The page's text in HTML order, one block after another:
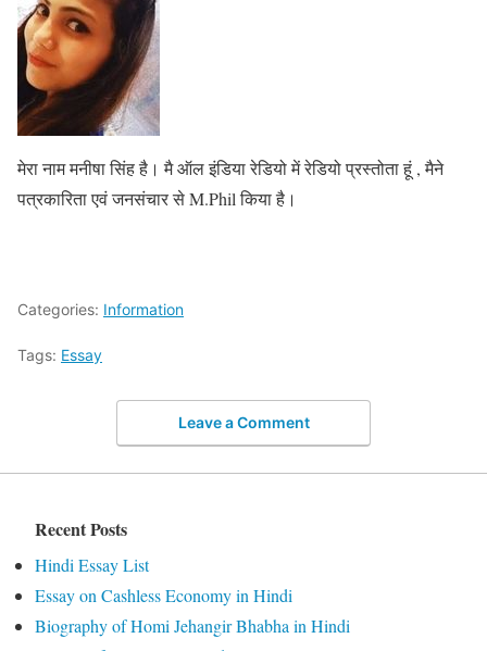
मेरा नाम मनीषा सिंह है। मै ऑल इंडिया रेडियो में रेडियो प्रस्तोता हूं , मैने
पत्रकारिता एवं जनसंचार से M.Phil किया है।
Categories: Information
Tags: Essay
Leave a Comment
Recent Posts
Hindi Essay List
Essay on Cashless Economy in Hindi
Biography of Homi Jehangir Bhabha in Hindi